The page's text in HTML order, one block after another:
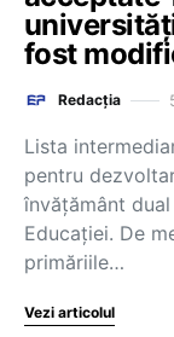
fost
Redacția
Lista
pentru
învățământ
Educației. De
primăriile…
Vezi articolul